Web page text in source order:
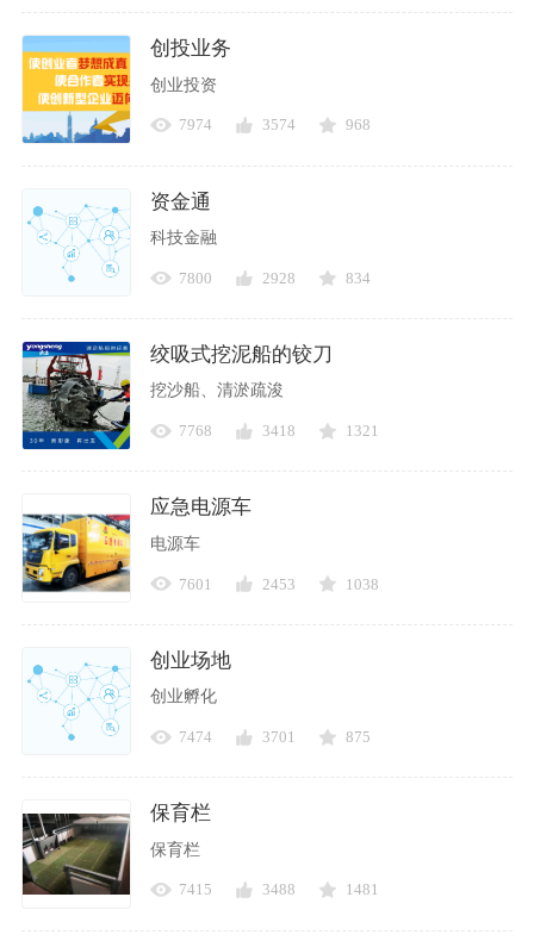
创投业务
创业投资
7974 3574 968
资金通
科技金融
7800 2928 834
绞吸式挖泥船的铰刀
挖沙船、清淤疏浚
7768 3418 1321
应急电源车
电源车
7601 2453 1038
创业场地
创业孵化
7474 3701 875
保育栏
保育栏
7415 3488 1481